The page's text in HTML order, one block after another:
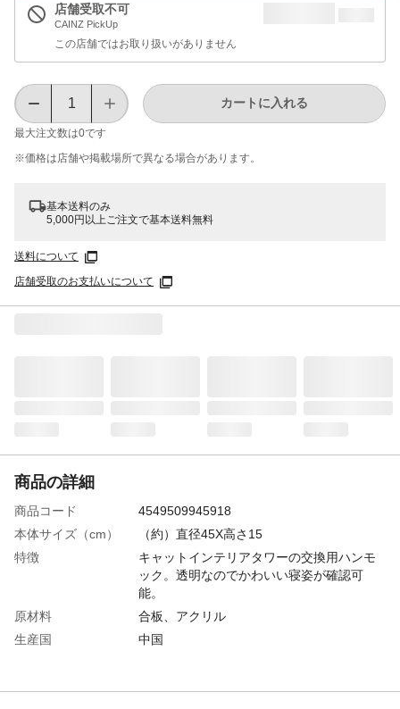
店舗受取不可
CAINZ PickUp
この店舗ではお取り扱いがありません
最大注文数は0です
カートに入れる
※価格は​店舗や​掲載場所で​異なる​場合が​あります。
基本送料のみ
5,000円以上ご注文で基本送料無料
送料について
店舗受取のお支払いについて
商品の詳細
商品コード
4549509945918
本体サイズ（cm）
（約）直径45X高さ15
特徴
キャットインテリアタワーの交換用ハンモ
ック。透明なのでかわいい寝姿が確認可
能。
原材料
合板、アクリル
生産国
中国